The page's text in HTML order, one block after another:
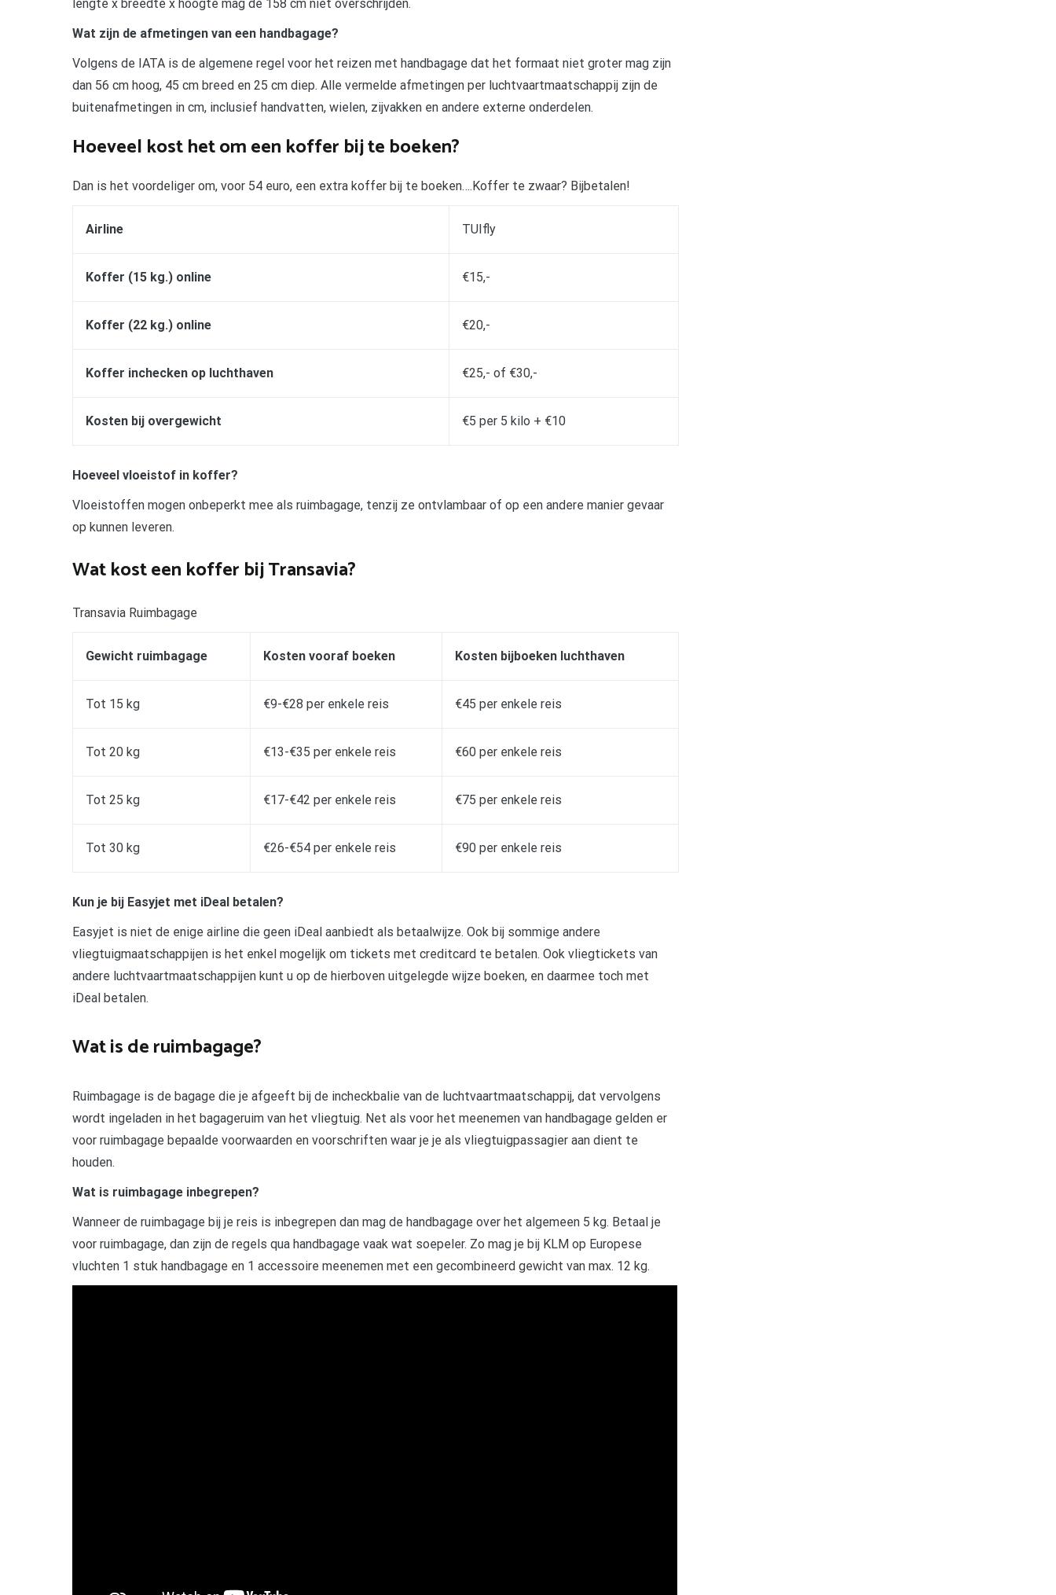
lengte x breedte x hoogte mag de 158 cm niet overschrijden.
Wat zijn de afmetingen van een handbagage?
Volgens de IATA is de algemene regel voor het reizen met handbagage dat het formaat niet groter mag zijn
dan 56 cm hoog, 45 cm breed en 25 cm diep. Alle vermelde afmetingen per luchtvaartmaatschappij zijn de
buitenafmetingen in cm, inclusief handvatten, wielen, zijvakken en andere externe onderdelen.
Hoeveel kost het om een koffer bij te boeken?
Dan is het voordeliger om, voor 54 euro, een extra koffer bij te boeken….Koffer te zwaar? Bijbetalen!
Airline TUIfly
Koffer (15 kg.) online €15,-
Koffer (22 kg.) online €20,-
Koffer inchecken op luchthaven €25,- of €30,-
Kosten bij overgewicht €5 per 5 kilo + €10
Hoeveel vloeistof in koffer?
Vloeistoffen mogen onbeperkt mee als ruimbagage, tenzij ze ontvlambaar of op een andere manier gevaar
op kunnen leveren.
Wat kost een koffer bij Transavia?
Transavia Ruimbagage
Gewicht ruimbagage Kosten vooraf boeken Kosten bijboeken luchthaven
Tot 15 kg €9-€28 per enkele reis €45 per enkele reis
Tot 20 kg €13-€35 per enkele reis €60 per enkele reis
Tot 25 kg €17-€42 per enkele reis €75 per enkele reis
Tot 30 kg €26-€54 per enkele reis €90 per enkele reis
Kun je bij Easyjet met iDeal betalen?
Easyjet is niet de enige airline die geen iDeal aanbiedt als betaalwijze. Ook bij sommige andere
vliegtuigmaatschappijen is het enkel mogelijk om tickets met creditcard te betalen. Ook vliegtickets van
andere luchtvaartmaatschappijen kunt u op de hierboven uitgelegde wijze boeken, en daarmee toch met
iDeal betalen.
Wat is de ruimbagage?
Ruimbagage is de bagage die je afgeeft bij de incheckbalie van de luchtvaartmaatschappij, dat vervolgens
wordt ingeladen in het bagageruim van het vliegtuig. Net als voor het meenemen van handbagage gelden er
voor ruimbagage bepaalde voorwaarden en voorschriften waar je je als vliegtuigpassagier aan dient te
houden.
Wat is ruimbagage inbegrepen?
Wanneer de ruimbagage bij je reis is inbegrepen dan mag de handbagage over het algemeen 5 kg. Betaal je
voor ruimbagage, dan zijn de regels qua handbagage vaak wat soepeler. Zo mag je bij KLM op Europese
vluchten 1 stuk handbagage en 1 accessoire meenemen met een gecombineerd gewicht van max. 12 kg.